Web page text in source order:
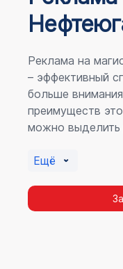
Реклама на
– эффективный
больше
преимуществ
можно выделить
пешеходному
повторных
Ещё